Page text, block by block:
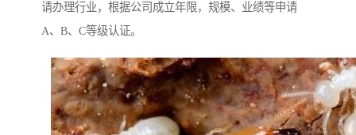
请办理行业，根据公司成立年限，规模、业绩等申请
A、B、C等级认证。